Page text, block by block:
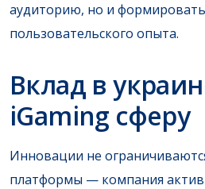
аудиторию, но и
пользовательского опыта.
Вклад в
iGaming сферу
Инновации не
платформы — компания